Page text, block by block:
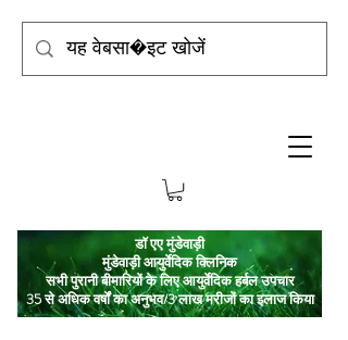
डॉ एए मुंडेवाड़ी
मुंडेवाड़ी आयुर्वेदिक क्लिनिक
सभी पुरानी बीमारियों के लिए आयुर्वेदिक हर्बल उपचार
35 से अधिक वर्षों का अनुभव/3 लाख मरीजों का इलाज किया